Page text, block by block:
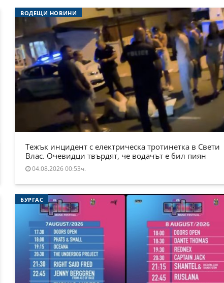
ВОДЕЩИ НОВИНИ
Тежък инцидент с електрическа тротинетка в Свети
Влас. Очевидци твърдят, че водачът е бил пиян
04.08.2026 00:53ч.
БУРГАС